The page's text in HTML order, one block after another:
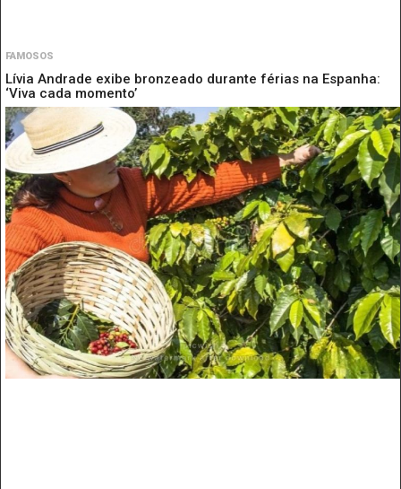
FAMOSOS
Lívia Andrade exibe bronzeado durante férias na Espanha:
‘Viva cada momento’